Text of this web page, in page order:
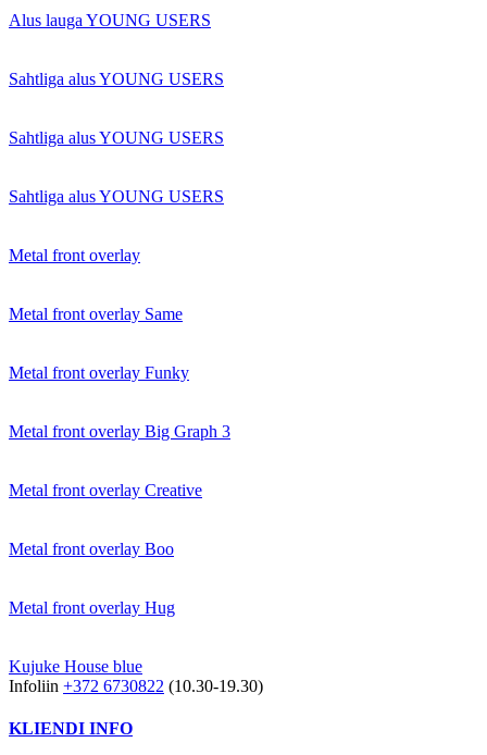
Alus lauga YOUNG USERS
Sahtliga alus YOUNG USERS
Sahtliga alus YOUNG USERS
Sahtliga alus YOUNG USERS
Metal front overlay
Metal front overlay Same
Metal front overlay Funky
Metal front overlay Big Graph 3
Metal front overlay Creative
Metal front overlay Boo
Metal front overlay Hug
Kujuke House blue
Infoliin +372 6730822 (10.30-19.30)
KLIENDI INFO